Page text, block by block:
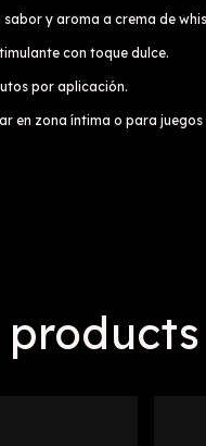
sabor y aroma a crema de
con toque dulce.
por aplicación.
en zona íntima o para juegos